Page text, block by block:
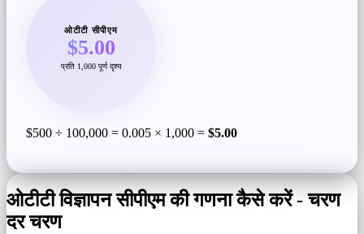
ओटीटी सीपीएम
$5.00
प्रति 1,000 पूर्ण दृश्य
$500 ÷ 100,000 = 0.005 × 1,000 = $5.00
ओटीटी विज्ञापन सीपीएम की गणना कैसे करें - चरण
दर चरण